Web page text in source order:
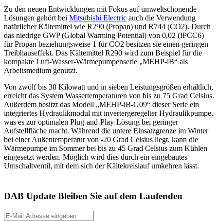
Zu den neuen Entwicklungen mit Fokus auf umweltschonende
Lösungen gehört bei Mitsubishi Electric auch die Verwendung
natürlicher Kältemittel wie R290 (Propan) und R744 (CO2). Durch
das niedrige GWP (Global Warming Potential) von 0,02 (IPCC6)
für Propan beziehungsweise 1 für CO2 besitzen sie einen geringen
Treibhauseffekt. Das Kältemittel R290 wird zum Beispiel für die
kompakte Luft-Wasser-Wärmepumpenserie „MEHP-iB“ als
Arbeitsmedium genutzt.
Von zwölf bis 38 Kilowatt und in sieben Leistungsgrößen erhältlich,
erreicht das System Wassertemperaturen von bis zu 75 Grad Celsius.
Außerdem besitzt das Modell „MEHP-iB-G09“ dieser Serie ein
integriertes Hydraulikmodul mit invertergeregelter Hydraulikpumpe,
was es zur optimalen Plug-and-Play-Lösung bei geringer
Aufstellfläche macht. Während die untere Einsatzgrenze im Winter
bei einer Außentemperatur von -20 Grad Celsius liegt, kann die
Wärmepumpe im Sommer bei bis zu 45 Grad Celsius zum Kühlen
eingesetzt werden. Möglich wird dies durch ein eingebautes
Umschaltventil, mit dem sich der Kältekreislauf umkehren lässt.
DAB Update Bleiben Sie auf dem Laufenden